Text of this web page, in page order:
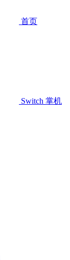
首页
Switch 掌机